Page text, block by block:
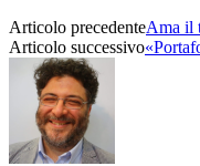
Articolo precedenteAma il
Articolo successivo